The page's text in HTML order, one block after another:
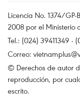
Licencia No. 1374/GP-
2008 por el Ministerio
Tel.: (024) 39411349 -
Correo:
© Derechos de autor
reproducción, por
escrito.